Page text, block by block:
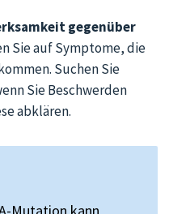
gegenüber
Sie auf Symptome, die
Suchen Sie
Sie Beschwerden
abklären.